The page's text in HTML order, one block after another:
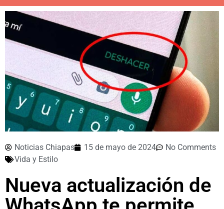
Noticias Chiapas 15 de mayo de 2024
No Comments
Vida y Estilo
Nueva actualización de